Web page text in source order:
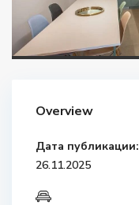
Overview
Дата публикации:
26.11.2025